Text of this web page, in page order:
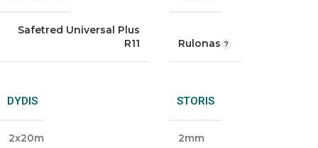
Safetred Universal Plus
R11
Rulonas
DYDIS
2x20m
STORIS
2mm